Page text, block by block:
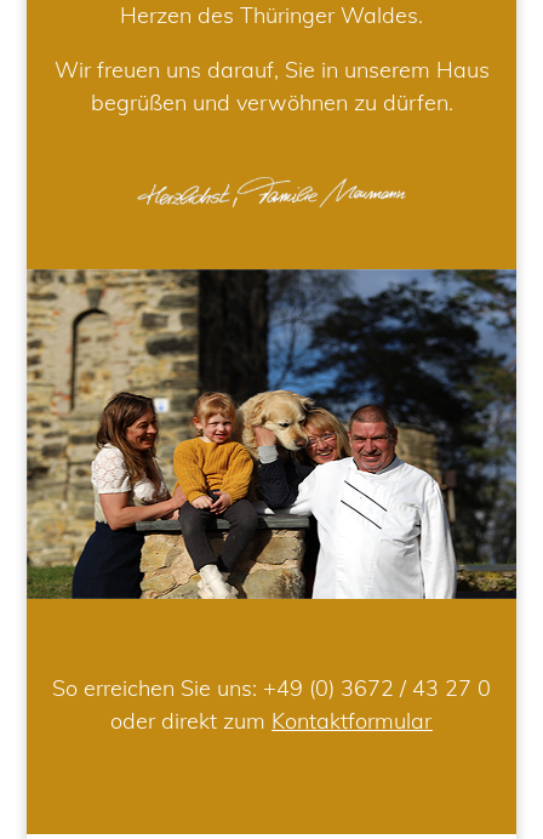
Herzen des Thüringer Waldes.
Wir freuen uns darauf, Sie in unserem Haus
begrüßen und verwöhnen zu dürfen.
So erreichen Sie uns: +49 (0) 3672 / 43 27 0
oder direkt zum Kontaktformular